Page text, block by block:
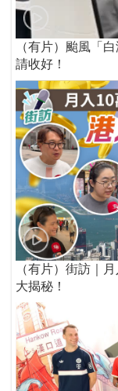
（有片）颱風「
請收好！
（有片）街訪｜
大揭秘！